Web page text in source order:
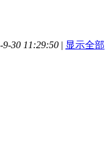
30 11:29:50 | 显示全部